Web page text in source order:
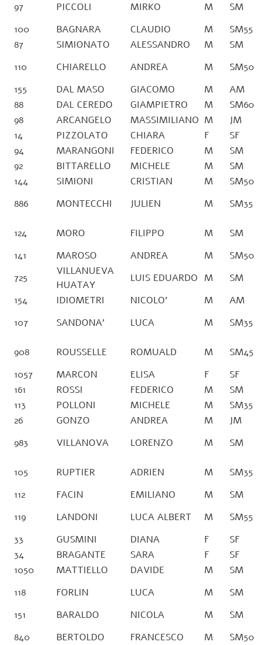
97 PICCOLI MIRKO M
SM
100
BAGNARA CLAUDIO M
SM55
87
SIMIONATO ALESSANDRO M
SM
110
CHIARELLO ANDREA M
SM50
155
DAL MASO GIACOMO M
AM
88
DAL CEREDO GIAMPIETRO M
SM60
98
ARCANGELO MASSIMILIANO M
JM
14
PIZZOLATO CHIARA F
SF
94
MARANGONI FEDERICO M
SM
92
BITTARELLO MICHELE M
SM
144
SIMIONI CRISTIAN M
SM50
886
MONTECCHI JULIEN M SM35
124 MORO FILIPPO M
SM
141
MAROSO ANDREA M
SM50
725
VILLANUEVA
HUATAY
LUIS EDUARDO M
SM
154
IDIOMETRI NICOLO’ M
AM
107
SANDONA’ LUCA M SM35
908 ROUSSELLE ROMUALD M
SM45
1057
MARCON ELISA F
SF
161
ROSSI FEDERICO M
SM
113
POLLONI MICHELE M
SM35
26
GONZO ANDREA M
JM
983
VILLANOVA LORENZO M SM
105 RUPTIER ADRIEN M
SM35
112
FACIN EMILIANO M
SM
119
LANDONI LUCA ALBERT M
SM55
33
GUSMINI DIANA F
SF
34
BRAGANTE SARA F
SF
1050
MATTIELLO DAVIDE M
SM
118
FORLIN LUCA M
SM
151
BARALDO NICOLA M
SM
840
BERTOLDO FRANCESCO M
SM50